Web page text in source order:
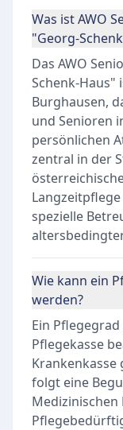
Was ist AWO
"Georg-
Das AWO
Schenk-Haus"
Burghausen,
und Senioren
persönlichen
zentral in der
spezielle
Wie kann ein
werden?
Ein
Pflegekasse
Krankenkasse
folgt eine
Medizinischen